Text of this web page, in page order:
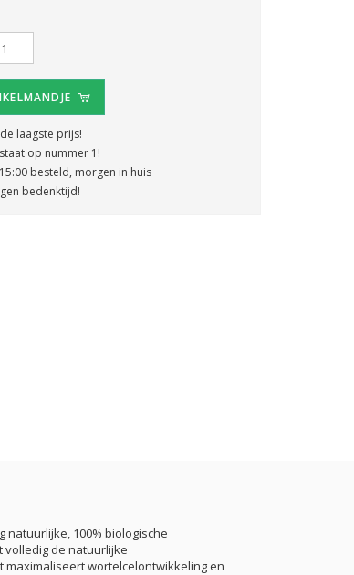
laagste prijs!
op nummer 1!
besteld, morgen in huis
bedenktijd!
100% biologische
volledig de natuurlijke
wortelcelontwikkeling en